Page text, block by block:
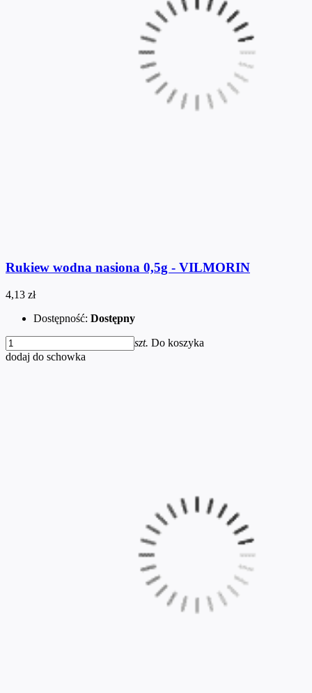
Rukiew wodna nasiona 0,5g - VILMORIN
4,13 zł
Dostępność: Dostępny
szt. Do koszyka
dodaj do schowka